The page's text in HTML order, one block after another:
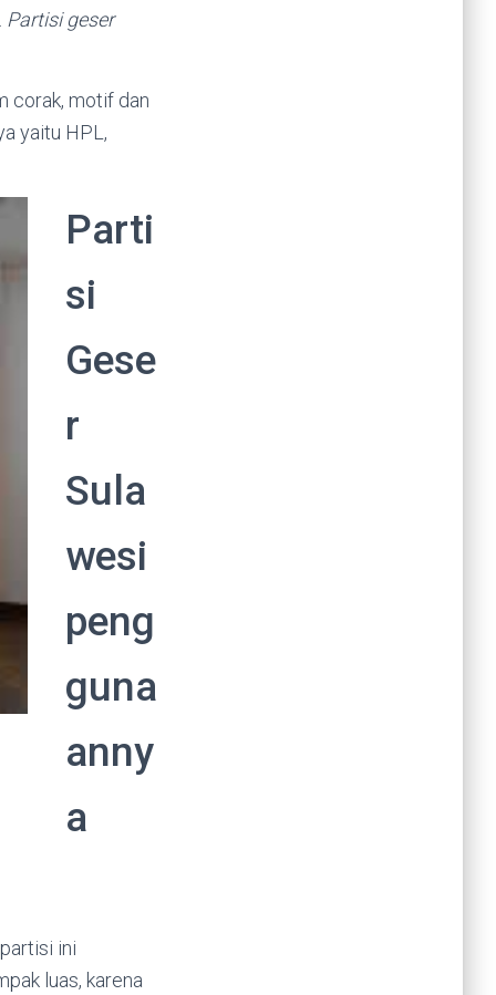
Partisi geser
corak, motif dan
yaitu HPL,
Parti
si
Gese
r
Sula
wesi
peng
guna
anny
a
ini
luas, karena